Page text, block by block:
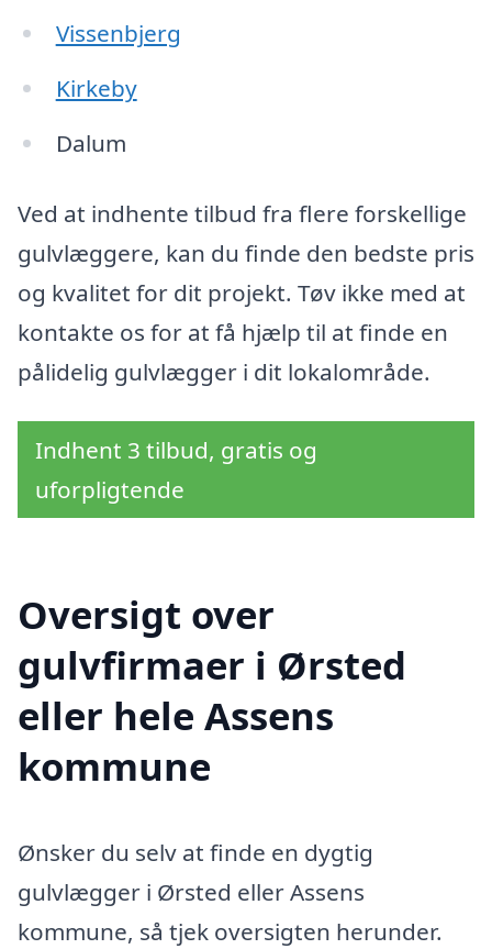
Vissenbjerg
Kirkeby
Dalum
Ved at indhente tilbud fra flere forskellige
gulvlæggere, kan du finde den bedste pris
og kvalitet for dit projekt. Tøv ikke med at
kontakte os for at få hjælp til at finde en
pålidelig gulvlægger i dit lokalområde.
Indhent 3 tilbud, gratis og
uforpligtende
Oversigt over
gulvfirmaer i Ørsted
eller hele Assens
kommune
Ønsker du selv at finde en dygtig
gulvlægger i Ørsted eller Assens
kommune, så tjek oversigten herunder.